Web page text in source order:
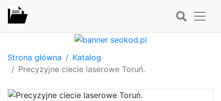
Strona główna
Katalog
Precyzyjne ciecie laserowe Toruń.